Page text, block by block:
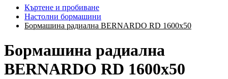
Къртене и пробиване
Настолни бормашини
Бормашина радиална BERNARDO RD 1600x50
Бормашина радиална
BERNARDO RD 1600x50